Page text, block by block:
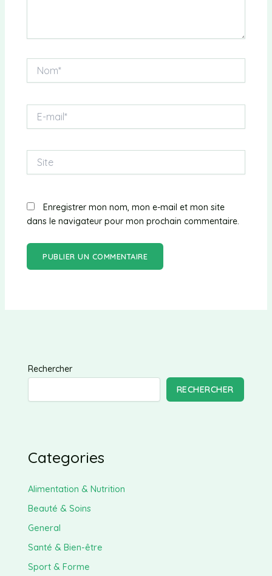
mail*
Enregistrer mon nom, mon e-mail et mon site
dans le navigateur pour mon prochain commentaire.
Rechercher
RECHERCHER
Categories
Alimentation & Nutrition
Beauté & Soins
General
Santé & Bien-être
Sport & Forme